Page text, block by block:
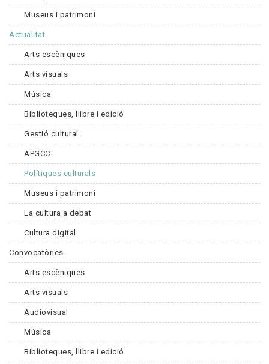
Museus i patrimoni
Actualitat
Arts escèniques
Arts visuals
Música
Biblioteques, llibre i edició
Gestió cultural
APGCC
Polítiques culturals
Museus i patrimoni
La cultura a debat
Cultura digital
Convocatòries
Arts escèniques
Arts visuals
Audiovisual
Música
Biblioteques, llibre i edició